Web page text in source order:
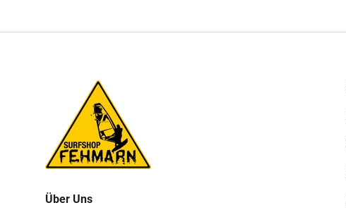
Über Uns